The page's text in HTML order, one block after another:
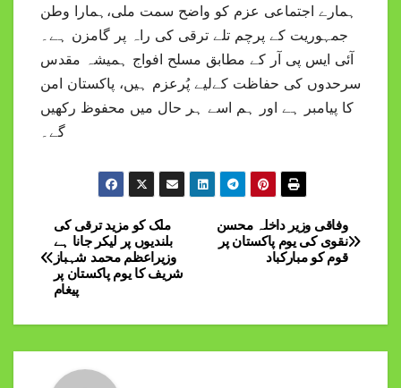
ہمارے اجتماعی عزم کو واضح سمت ملی،ہمارا وطن
جمہوریت کے پرچم تلے ترقی کی راہ پر گامزن ہے۔
آئی ایس پی آر کے مطابق مسلح افواج ہمیشہ مقدس
سرحدوں کی حفاظت کےلیے پُرعزم ہیں، پاکستان امن
کا پیامبر ہے اور ہم اسے ہر حال میں محفوظ رکھیں
گے۔
Post
navigation
وفاقی وزیر داخلہ محسن
نقوی کی یوم پاکستان پر
قوم کو مبارکباد
ملک کو مزید ترقی کی
بلندیوں پر لیکر جانا ہے
وزیراعظم محمد شہباز
شریف کا یوم پاکستان پر
پیغام